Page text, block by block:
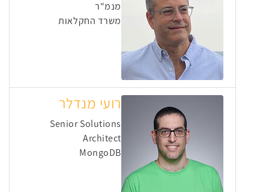
מנמ"ר
משרד החקלאות
רועי מנדלר
Senior Solutions
Architect
MongoDB